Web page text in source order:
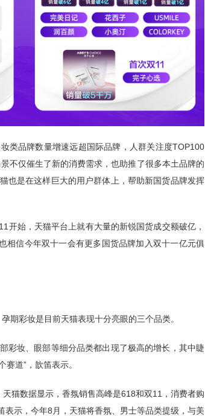
类品牌数量增速远超国际品牌，人群关注度TOP100
不仅催生了新的消费需求，也助推了很多本土品牌的
也是在这样巨大的用户群体上，帮助新国货品牌发挥
开始，天猫平台上就有大量的新锐国货成交额破亿，
相信今年双十一会有更多国货品牌加入双十一亿元俱
期彩妆是目前天猫表现十分亮眼的三个品类。
彩妆、眼部等细分品类都出现了极高的增长，其中睫
道”，歆笛表示。
猫数据显示，香氛销售高峰是618和双11，消费者购
示，今年8月，天猫将香氛、男士等品类提级，与美